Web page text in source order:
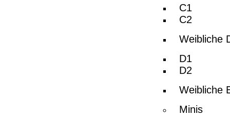
C1
C2
Weibliche
D1
D2
Weibliche
Minis